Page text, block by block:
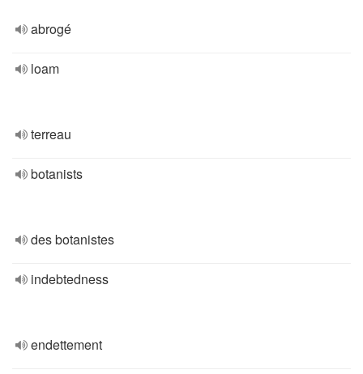
abrogé
loam
terreau
botanists
des botanistes
indebtedness
endettement